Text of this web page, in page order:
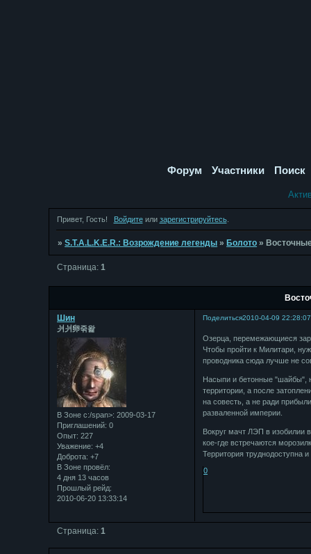
Форум Участники Поиск
Привет, Гость! Войдитеили зарегистрируйтесь.
»S.T.A.L.K.E.R.: Возрождение легенды » Болото »
Страница:1
Поделиться2010-04-09 22:28:07
Шин
⽙⽙卵죾왍
В Зоне с:/span>: 2009-03-17
Приглашений: 0
Опыт: 227
Уважение: +4
Доброта: +7
В Зоне провёл:
4 дня 13 часов
Прошлый рейд:
2010-06-20 13:33:14
Озерца, перемежающиеся
Чтобы пройти к Милитари,
проводника сюда лучше не
Насыпи и бетонные "шайбы",
территории, а после
на совесть, а не ради
разваленной империи.
Вокруг мачт ЛЭП в изобилии
кое-где встречаются
Территория труднодоступна
0
Страница: 1